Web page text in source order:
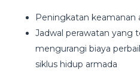
Peningkatan keamanan
Jadwal perawatan yang
mengurangi biaya
siklus hidup armada